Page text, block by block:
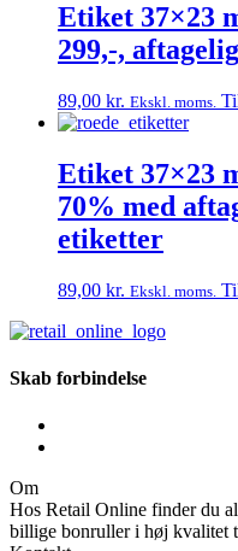
Etiket 37×23
299,-,
89,00 kr. Ekskl. moms.
Etiket 37×23
70% med
etiketter
89,00 kr. Ekskl. moms.
Skab forbindelse
Om
Hos Retail Online finder du
billige bonruller i høj kvalitet